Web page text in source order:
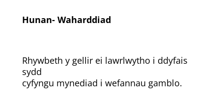
Hunan- Waharddiad
Rhywbeth y gellir ei lawrlwytho i ddyfais
sydd
cyfyngu mynediad i wefannau gamblo.